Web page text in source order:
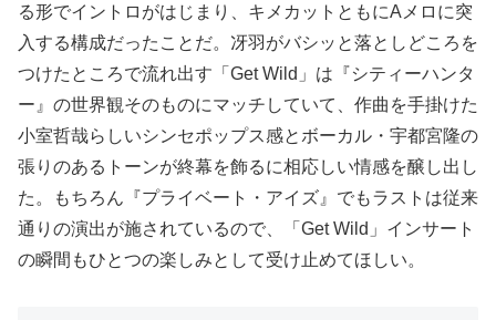
る形でイントロがはじまり、キメカットともにAメロに突
入する構成だったことだ。冴羽がバシッと落としどころを
つけたところで流れ出す「Get Wild」は『シティーハンタ
ー』の世界観そのものにマッチしていて、作曲を手掛けた
小室哲哉らしいシンセポップス感とボーカル・宇都宮隆の
張りのあるトーンが終幕を飾るに相応しい情感を醸し出し
た。もちろん『プライベート・アイズ』でもラストは従来
通りの演出が施されているので、「Get Wild」インサート
の瞬間もひとつの楽しみとして受け止めてほしい。